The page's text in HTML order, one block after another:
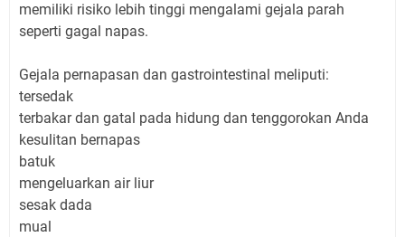
memiliki risiko lebih tinggi mengalami gejala parah
seperti gagal napas.
Gejala pernapasan dan gastrointestinal meliputi:
tersedak
terbakar dan gatal pada hidung dan tenggorokan Anda
kesulitan bernapas
batuk
mengeluarkan air liur
sesak dada
mual